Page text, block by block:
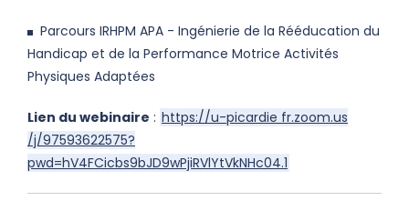
Parcours IRHPM APA - Ingénierie de la Rééducation du
Handicap et de la Performance Motrice Activités
Physiques Adaptées
Lien du webinaire : https://u-picardie fr.zoom.us
/j/97593622575?
pwd=hV4FCicbs9bJD9wPjiRVlYtVkNHc04.1